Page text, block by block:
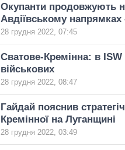
Окупанти продовжують
Авдіївському
28 грудня 2022, 07:45
Сватове-Кремінна: в ISW
військових
28 грудня 2022, 08:47
Гайдай пояснив
Кремінної на Луганщині
28 грудня 2022, 03:49